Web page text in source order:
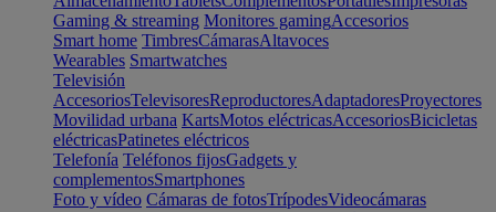
Gaming & streaming Monitores gamingAccesorios
Smart home TimbresCámarasAltavoces
Wearables Smartwatches
Televisión
AccesoriosTelevisoresReproductoresAdaptadoresProyectores
Movilidad urbana KartsMotos eléctricasAccesoriosBicicletas
eléctricasPatinetes eléctricos
Telefonía Teléfonos fijosGadgets y
complementosSmartphones
Foto y vídeo Cámaras de fotosTrípodesVideocámaras